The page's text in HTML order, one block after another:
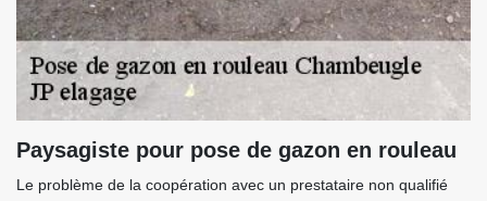
Paysagiste pour pose de gazon en rouleau
Le problème de la coopération avec un prestataire non qualifié